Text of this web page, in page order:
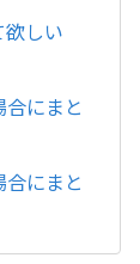
しい
にまと
にまと